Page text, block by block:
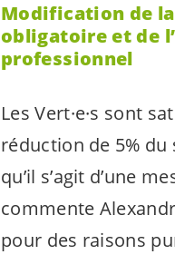
Modification de
obligatoire et de
professionnel
LesVert·e·s sont
réduction de 5%
qu’il s’agit d’une
commente
pour des raisons